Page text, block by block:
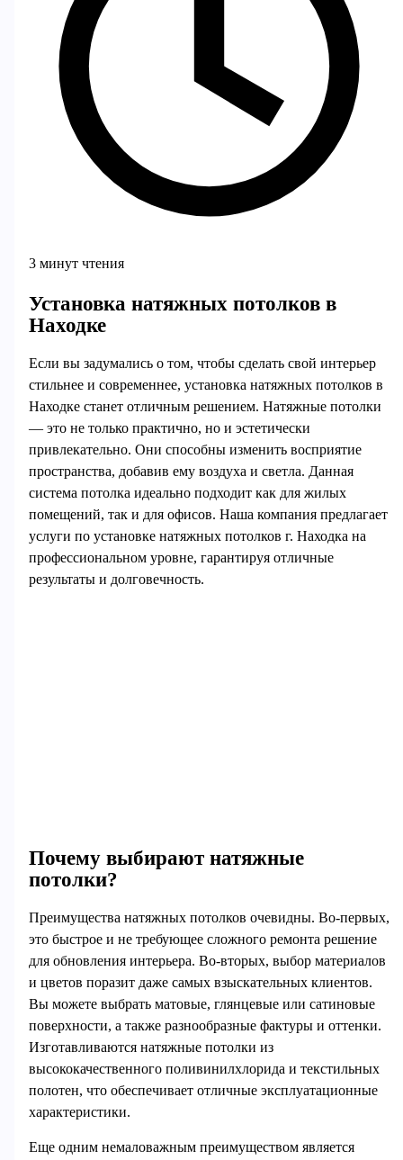
3 минут чтения
Установка натяжных потолков в
Находке
Если вы задумались о том, чтобы сделать свой интерьер
стильнее и современнее, установка натяжных потолков в
Находке станет отличным решением. Натяжные потолки
— это не только практично, но и эстетически
привлекательно. Они способны изменить восприятие
пространства, добавив ему воздуха и светла. Данная
система потолка идеально подходит как для жилых
помещений, так и для офисов. Наша компания предлагает
услуги по установке натяжных потолков г. Находка на
профессиональном уровне, гарантируя отличные
результаты и долговечность.
Почему выбирают натяжные
потолки?
Преимущества натяжных потолков очевидны. Во-первых,
это быстрое и не требующее сложного ремонта решение
для обновления интерьера. Во-вторых, выбор материалов
и цветов поразит даже самых взыскательных клиентов.
Вы можете выбрать матовые, глянцевые или сатиновые
поверхности, а также разнообразные фактуры и оттенки.
Изготавливаются натяжные потолки из
высококачественного поливинилхлорида и текстильных
полотен, что обеспечивает отличные эксплуатационные
характеристики.
Еще одним немаловажным преимуществом является